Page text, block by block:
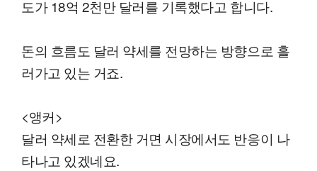
도가 18억 2천만 달러를 기록했다고 합니다.
돈의 흐름도 달러 약세를 전망하는 방향으로 흘
러가고 있는 거죠.
<앵커>
달러 약세로 전환한 거면 시장에서도 반응이 나
타나고 있겠네요.